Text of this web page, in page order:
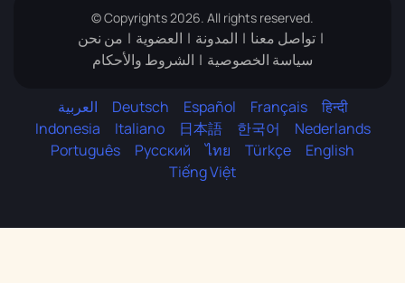
© Copyrights 2026. All rights reserved.
من نحن العضوية المدونة
تواصل معنا
الشروط والأحكام
سياسة الخصوصية
العربية Deutsch Español Français
हिन्दी
Indonesia
Italiano 日本語 한국어
Nederlands
Português
Русский ไทย Türkçe
English
Tiếng Việt